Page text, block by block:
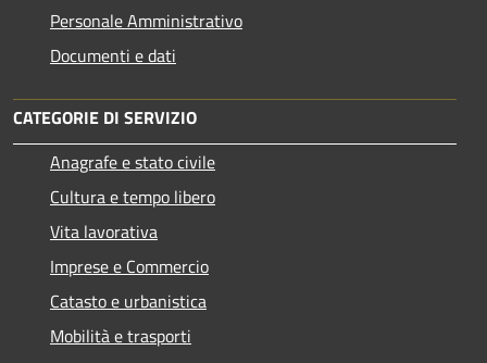
Personale Amministrativo
Documenti e dati
CATEGORIE DI SERVIZIO
Anagrafe e stato civile
Cultura e tempo libero
Vita lavorativa
Imprese e Commercio
Catasto e urbanistica
Mobilità e trasporti